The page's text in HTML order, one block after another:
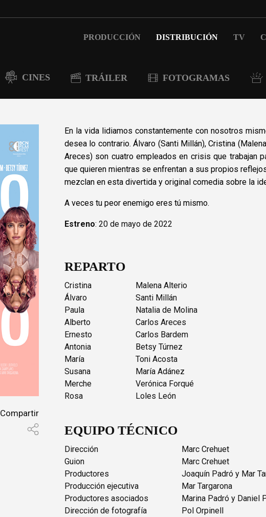
PRODUCCIÓN DISTRIBUCIÓN TV
CINES TRÁILER FOTOGRAMAS
Compartir
En la vida lidiamos constantemente con nosotros
desea lo contrario.Álvaro (Santi Millán), Cristina
Areces) son cuatro empleados en crisis que trabajan
que quieren mientras se enfrentan a sus propios
mezclan en esta divertida y original comedia sobre la
A veces tu peor enemigo eres tú mismo.
Estreno: 20 de mayo de 2022
REPARTO
Cristina
Malena Alterio
Álvaro
Santi Millán
Paula
Natalia de Molina
Alberto
Carlos Areces
Ernesto
Carlos Bardem
Antonia
Betsy Túrnez
María
Toni Acosta
Susana
María Adánez
Merche
Verónica Forqué
Rosa
Loles León
EQUIPO TÉCNICO
Dirección
Marc Crehuet
Guion
Marc Crehuet
Productores
Joaquín Padró y Mar
Producción ejecutiva
Mar Targarona
Productores asociados
Marina Padró y Daniel
Dirección de fotografía
Pol Orpinell